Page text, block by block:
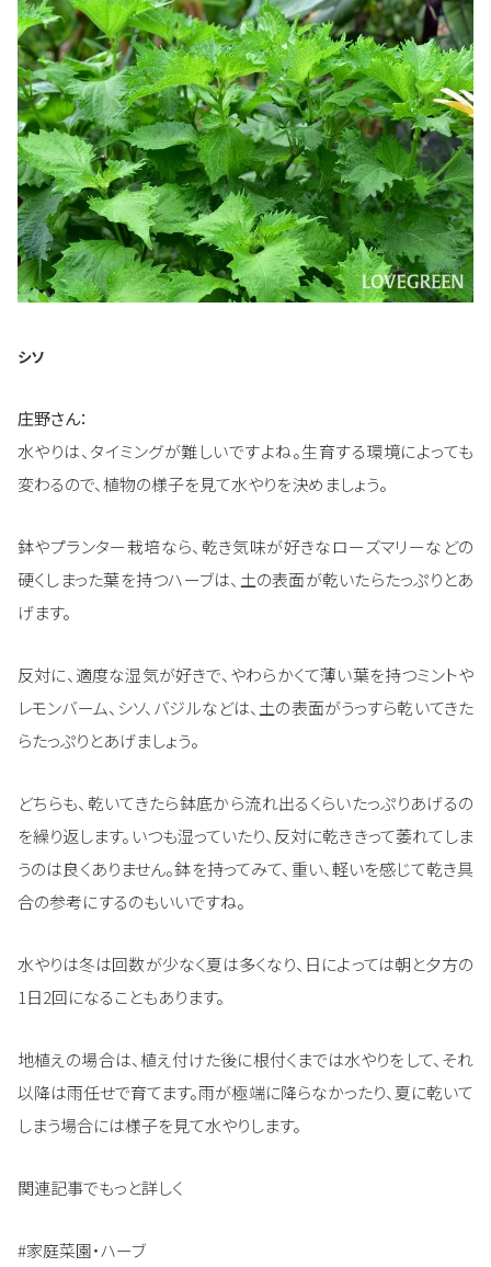
シソ
庄野さん：
水やりは、タイミングが難しいですよね。生育する環境によっても
変わるので、植物の様子を見て水やりを決めましょう。
鉢やプランター栽培なら、乾き気味が好きなローズマリーなどの
硬くしまった葉を持つハーブは、土の表面が乾いたらたっぷりとあ
げます。
反対に、適度な湿気が好きで、やわらかくて薄い葉を持つミントや
レモンバーム、シソ、バジルなどは、土の表面がうっすら乾いてきた
らたっぷりとあげましょう。
どちらも、乾いてきたら鉢底から流れ出るくらいたっぷりあげるの
を繰り返します。いつも湿っていたり、反対に乾ききって萎れてしま
うのは良くありません。鉢を持ってみて、重い、軽いを感じて乾き具
合の参考にするのもいいですね。
水やりは冬は回数が少なく夏は多くなり、日によっては朝と夕方の
1日2回になることもあります。
地植えの場合は、植え付けた後に根付くまでは水やりをして、それ
以降は雨任せで育てます。雨が極端に降らなかったり、夏に乾いて
しまう場合には様子を見て水やりします。
関連記事でもっと詳しく
#家庭菜園・ハーブ